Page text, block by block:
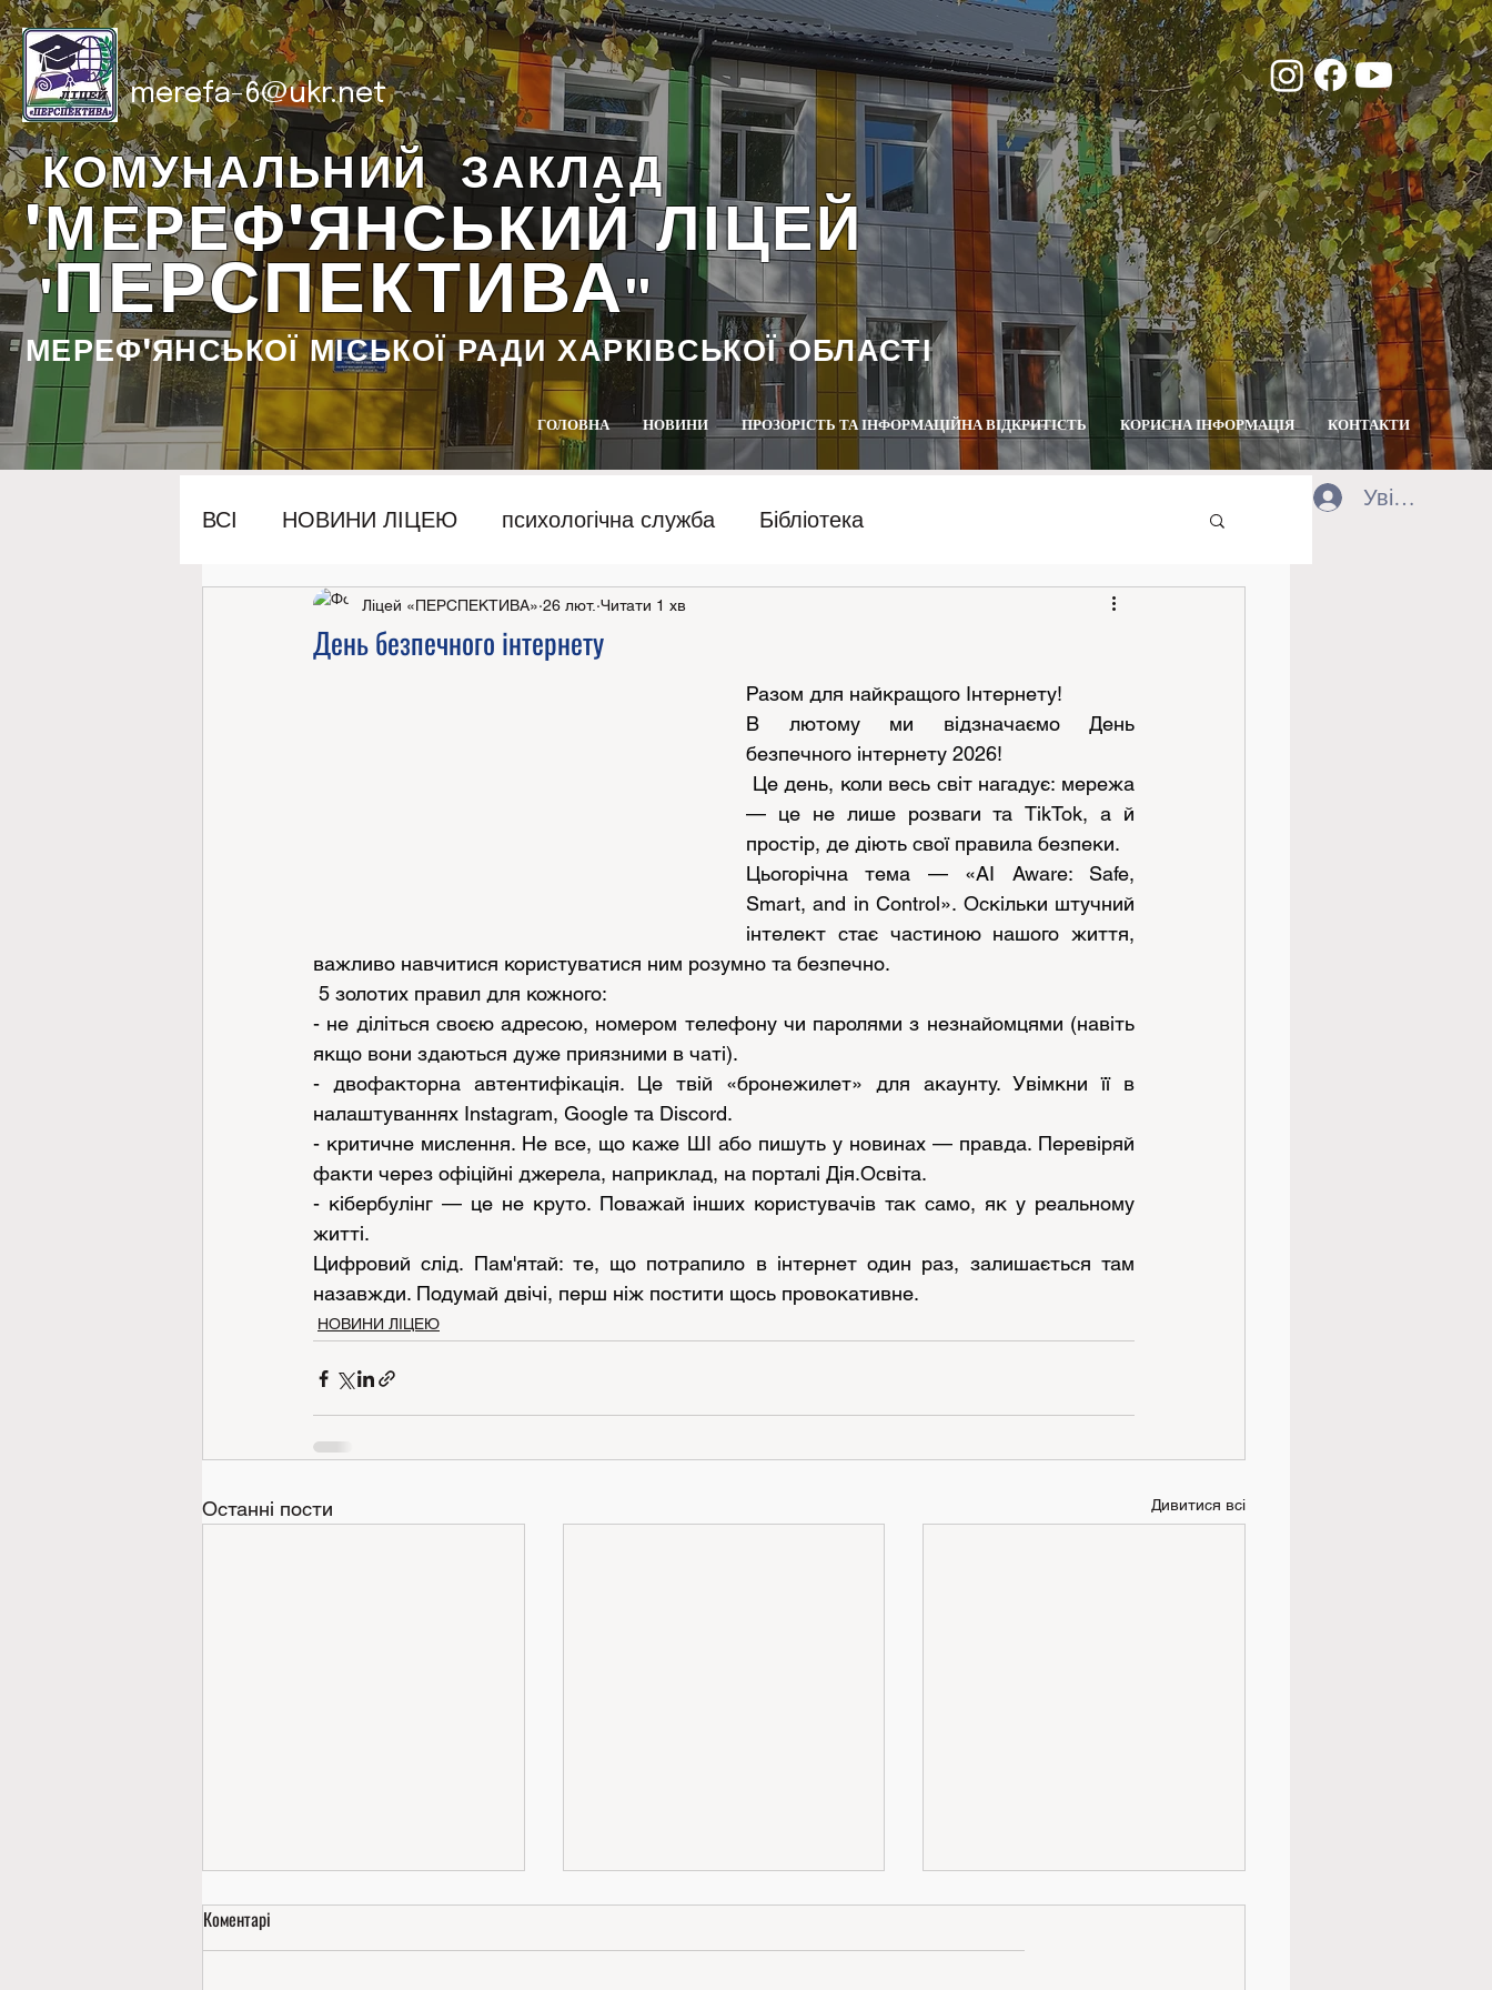
merefa-6@ukr.net
КОМУНАЛЬНИЙ ЗАКЛАД
"МЕРЕФ'ЯНСЬКИЙ ЛІЦЕЙ
"ПЕРСПЕКТИВА""
МЕРЕФ'ЯНСЬКОЇ МІСЬКОЇ РАДИ ХАРКІВСЬКОЇ ОБЛАСТІ
ГОЛОВНА НОВИНИ ПРОЗОРІСТЬ ТА ІНФОРМАЦІЙНА ВІДКРИТІСТЬ КОРИСНА ІНФОРМАЦІЯ КОНТАКТИ
ВСІ НОВИНИ ЛІЦЕЮ психологічна служба Бібліотека
День безпечного інтернету
Ліцей «ПЕРСПЕКТИВА» 26 лют. Читати 1 хв
Разом для найкращого Інтернету!
В лютому ми відзначаємо День
безпечного інтернету 2026!
Це день, коли весь світ нагадує: мережа
— це не лише розваги та TikTok, а й
простір, де діють свої правила безпеки.
Цьогорічна тема — «AI Aware: Safe,
Smart, and in Control». Оскільки штучний
інтелект стає частиною нашого життя,
важливо навчитися користуватися ним розумно та безпечно.
5 золотих правил для кожного:
- не діліться своєю адресою, номером телефону чи паролями з незнайомцями (навіть
якщо вони здаються дуже приязними в чаті).
- двофакторна автентифікація. Це твій «бронежилет» для акаунту. Увімкни її в
налаштуваннях Instagram, Google та Discord.
- критичне мислення. Не все, що каже ШІ або пишуть у новинах — правда. Перевіряй
факти через офіційні джерела, наприклад, на порталі Дія.Освіта.
- кібербулінг — це не круто. Поважай інших користувачів так само, як у реальному
житті.
Цифровий слід. Пам'ятай: те, що потрапило в інтернет один раз, залишається там
назавжди. Подумай двічі, перш ніж постити щось провокативне.
НОВИНИ ЛІЦЕЮ
Останні пости Дивитися всі
Коментарі
Увійти